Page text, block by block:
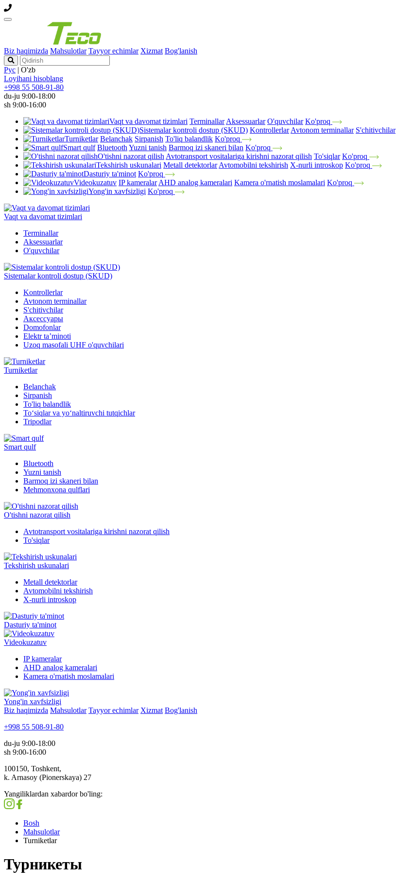
Biz haqimizda Mahsulotlar Tayyor echimlar Xizmat Bog'lanish
Рус | O'zb
Loyihani hisoblang
+998 55 508-91-80
du-ju 9:00-18:00
sh 9:00-16:00
Vaqt va davomat tizimlari Terminallar Aksessuarlar O'quvchilar Ko'proq
Sistemalar kontroli dostup (SKUD) Kontrollerlar Avtonom terminallar S'chitivchilar
Turniketlar Belanchak Sirpanish To'liq balandlik Ko'proq
Smart qulf Bluetooth Yuzni tanish Barmoq izi skaneri bilan Ko'proq
O'tishni nazorat qilish Avtotransport vositalariga kirishni nazorat qilish To'siqlar Ko'proq
Tekshirish uskunalari Metall detektorlar Avtomobilni tekshirish X-nurli introskop Ko'proq
Dasturiy ta'minot Ko'proq
Videokuzatuv IP kameralar AHD analog kameralari Kamera o'rnatish moslamalari Ko'proq
Yong'in xavfsizligi Ko'proq
Vaqt va davomat tizimlari
Terminallar
Aksessuarlar
O'quvchilar
Sistemalar kontroli dostup (SKUD)
Kontrollerlar
Avtonom terminallar
S'chitivchilar
Аксессуары
Domofonlar
Elektr ta’minoti
Uzoq masofali UHF o'quvchilari
Turniketlar
Belanchak
Sirpanish
To'liq balandlik
To‘siqlar va yo‘naltiruvchi tutqichlar
Tripodlar
Smart qulf
Bluetooth
Yuzni tanish
Barmoq izi skaneri bilan
Mehmonxona qulflari
O'tishni nazorat qilish
Avtotransport vositalariga kirishni nazorat qilish
To'siqlar
Tekshirish uskunalari
Metall detektorlar
Avtomobilni tekshirish
X-nurli introskop
Dasturiy ta'minot
Videokuzatuv
IP kameralar
AHD analog kameralari
Kamera o'rnatish moslamalari
Yong'in xavfsizligi
Biz haqimizda Mahsulotlar Tayyor echimlar Xizmat Bog'lanish
+998 55 508-91-80
du-ju 9:00-18:00
sh 9:00-16:00
100150, Toshkent,
k. Arnasoy (Pionerskaya) 27
Yangiliklardan xabardor bo'ling:
Bosh
Mahsulotlar
Turniketlar
Турникеты